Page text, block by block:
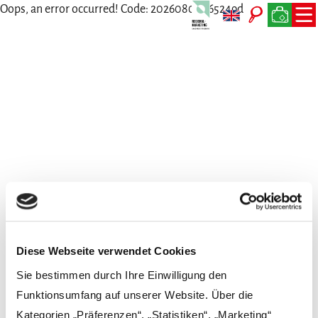
Diese Webseite verwendet Cookies
Sie bestimmen durch Ihre Einwilligung den
Funktionsumfang auf unserer Website. Über die
Kategorien „Präferenzen“, „Statistiken“, „Marketing“
Oops, an error occurred! Code: 20260806065249dbddd835